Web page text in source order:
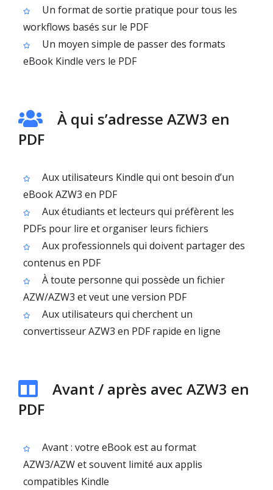
Un format de sortie pratique pour tous les
workflows basés sur le PDF
Un moyen simple de passer des formats
eBook Kindle vers le PDF
À qui s’adresse AZW3 en
PDF
Aux utilisateurs Kindle qui ont besoin d’un
eBook AZW3 en PDF
Aux étudiants et lecteurs qui préfèrent les
PDFs pour lire et organiser leurs fichiers
Aux professionnels qui doivent partager des
contenus en PDF
À toute personne qui possède un fichier
AZW/AZW3 et veut une version PDF
Aux utilisateurs qui cherchent un
convertisseur AZW3 en PDF rapide en ligne
Avant / après avec AZW3 en
PDF
Avant : votre eBook est au format
AZW3/AZW et souvent limité aux applis
compatibles Kindle